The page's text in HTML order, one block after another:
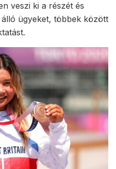
veszi ki a részét és
ügyeket, többek között